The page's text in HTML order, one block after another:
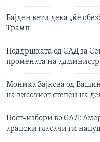
Бајден вети дека „ќе
Трамп
Поддршката од САД за
промената на
Моника Зајкова од
на високиот степен на
Пост-избори во САД:
арапски гласачи ги